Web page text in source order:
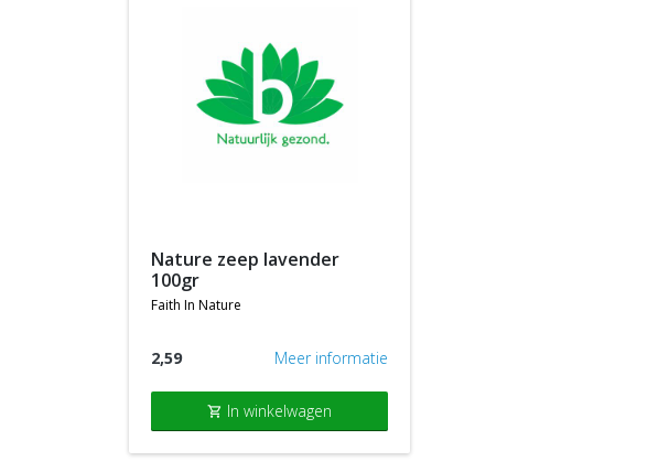
nature zeep lavender
100gr
faith in nature
2,59 Meer informatie
shopping_cart In winkelwagen